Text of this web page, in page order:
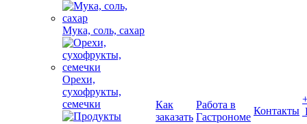
Мука, соль, сахар
Орехи,
сухофрукты,
семечки
Как
заказать
Работа в
Гастрономе
Контакты